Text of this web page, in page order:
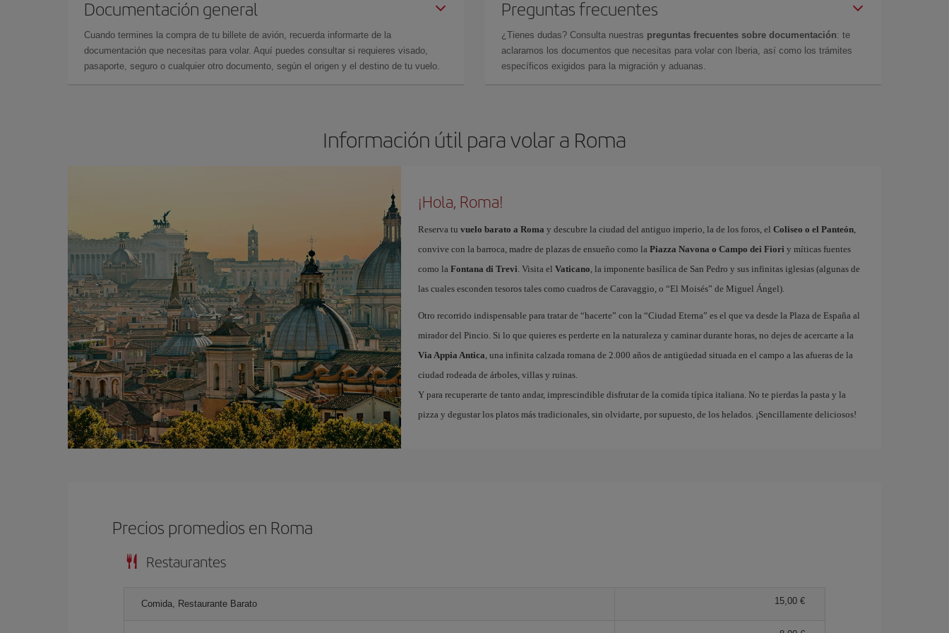
Documentación general
Cuando termines la compra de tu billete de avión, recuerda informarte de la
documentación que necesitas para volar. Aquí puedes consultar si requieres visado,
pasaporte, seguro o cualquier otro documento, según el origen y el destino de tu vuelo.
Preguntas frecuentes
¿Tienes dudas? Consulta nuestras preguntas frecuentes sobre documentación: te
aclaramos los documentos que necesitas para volar con Iberia, así como los trámites
específicos exigidos para la migración y aduanas.
Información útil para volar a Roma
¡Hola, Roma!
Reserva tu vuelo barato a Roma y descubre la ciudad del antiguo imperio, la de los foros, el Coliseo o el Panteón,
convive con la barroca, madre de plazas de ensueño como la Piazza Navona o Campo dei Fiori y míticas fuentes
como la Fontana di Trevi. Visita el Vaticano, la imponente basílica de San Pedro y sus infinitas iglesias (algunas de
las cuales esconden tesoros tales como cuadros de Caravaggio, o “El Moisés” de Miguel Ángel).
Otro recorrido indispensable para tratar de “hacerte” con la “Ciudad Eterna” es el que va desde la Plaza de España al
mirador del Pincio. Si lo que quieres es perderte en la naturaleza y caminar durante horas, no dejes de acercarte a la
Via Appia Antica, una infinita calzada romana de 2.000 años de antigüedad situada en el campo a las afueras de la
ciudad rodeada de árboles, villas y ruinas.
Y para recuperarte de tanto andar, imprescindible disfrutar de la comida típica italiana. No te pierdas la pasta y la
pizza y degustar los platos más tradicionales, sin olvidarte, por supuesto, de los helados. ¡Sencillamente deliciosos!
Precios promedios en Roma
Restaurantes
Comida, Restaurante Barato 15,00 €